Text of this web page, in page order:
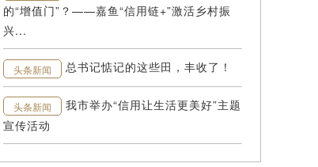
咸宁市食品安全科普走进滨河社区 守护群众“舌尖上
咸安区温泉街道万年路社区：筑牢食安防线 守护舌尖
的“增值门”？——嘉鱼“信用链+”激活乡村振
兴...
头条新闻 总书记惦记的这些田，丰收了！
头条新闻
我市举办“信用让生活更美好”主题
宣传活动